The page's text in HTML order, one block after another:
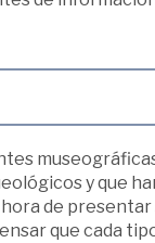
y que
de
que cada